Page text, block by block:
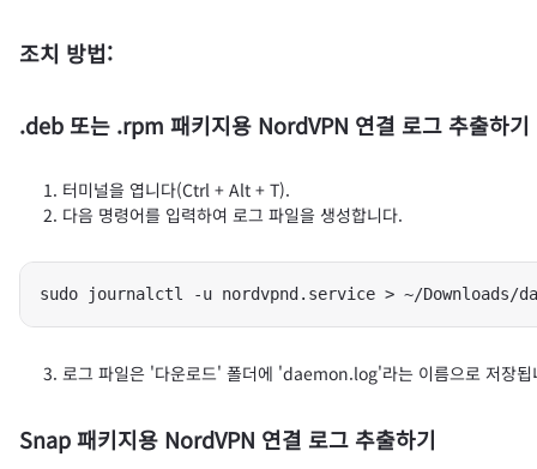
조치 방법:
.deb 또는 .rpm 패키지용 NordVPN 연결 로그 추출하기
터미널을 엽니다(Ctrl + Alt + T).
다음 명령어를 입력하여 로그 파일을 생성합니다.
sudo journalctl -u nordvpnd.service > ~/Downloads/
로그 파일은 '다운로드' 폴더에 'daemon.log'라는 이름으로 저장됩
Snap 패키지용 NordVPN 연결 로그 추출하기